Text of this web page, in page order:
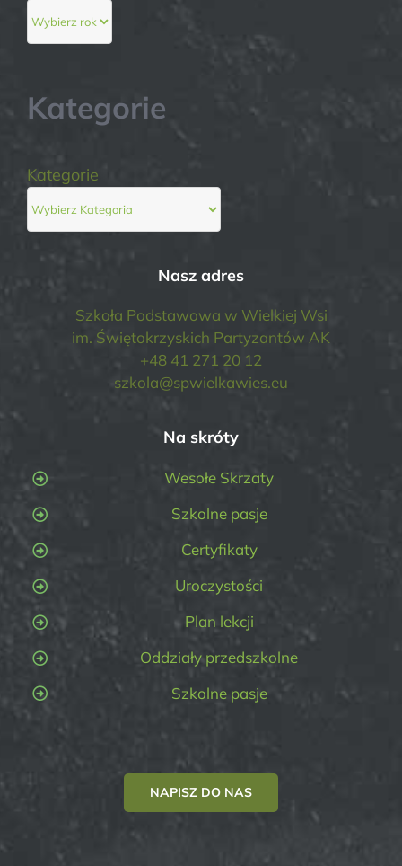
Kategorie
Kategorie
Nasz adres
Szkoła Podstawowa w Wielkiej Wsi
im. Świętokrzyskich Partyzantów AK
+48 41 271 20 12
szkola@spwielkawies.eu
Na skróty
Wesołe Skrzaty
Szkolne pasje
Certyfikaty
Uroczystości
Plan lekcji
Oddziały przedszkolne
Szkolne pasje
NAPISZ DO NAS